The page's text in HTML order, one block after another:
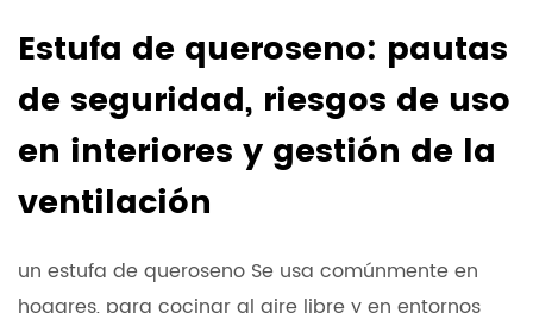
Estufa de queroseno: pautas
de seguridad, riesgos de uso
en interiores y gestión de la
ventilación
un estufa de queroseno Se usa comúnmente en